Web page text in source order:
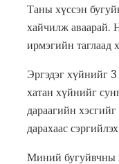
Таны хүссэн
хайчилж аваарай.
ирмэгийн таглаад
Эргэдэг хүйнийг
хатан хүйнийг
дараагийн
дарахаас
Миний бугуйвчны